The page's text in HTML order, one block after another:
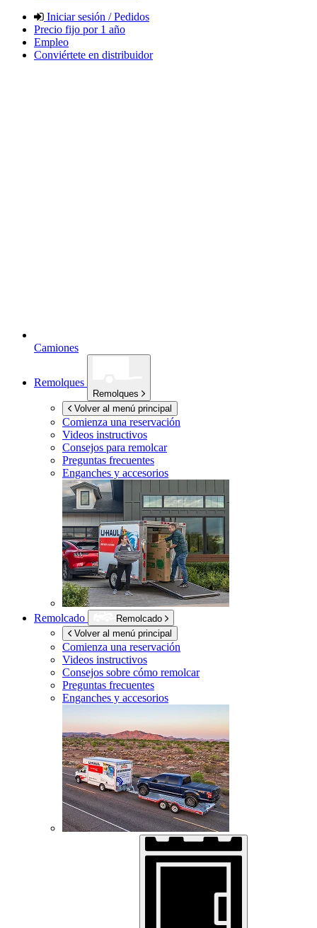
Iniciar sesión / Pedidos
Precio fijo por 1 año
Empleo
Conviértete en distribuidor
Camiones
Remolques
Remolques
Volver al menú principal
Comienza una reservación
Videos instructivos
Consejos para remolcar
Preguntas frecuentes
Enganches y accesorios
Remolcado
Remolcado
Volver al menú principal
Comienza una reservación
Videos instructivos
Consejos sobre cómo remolcar
Preguntas frecuentes
Enganches y accesorios